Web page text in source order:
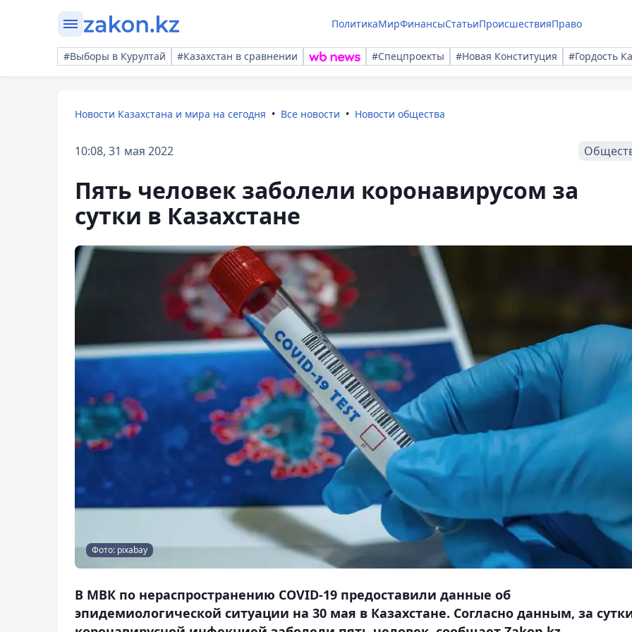
ПолитикаМирФинансыСтатьиПроисшествияПраво
#Выборы в Курултай #Казахстан в сравнении #Спецпроекты #Новая Конституция #Гордость
Новости Казахстана и мира на сегодня Все новости Новости общества
10:08, 31 мая 2022
Пять человек заболели коронавирусом за
сутки в Казахстане
Фото: pixabay
В МВК по нераспространению COVID-19 предоставили данные об
эпидемиологической ситуации на 30 мая в Казахстане. Согласно данным, за